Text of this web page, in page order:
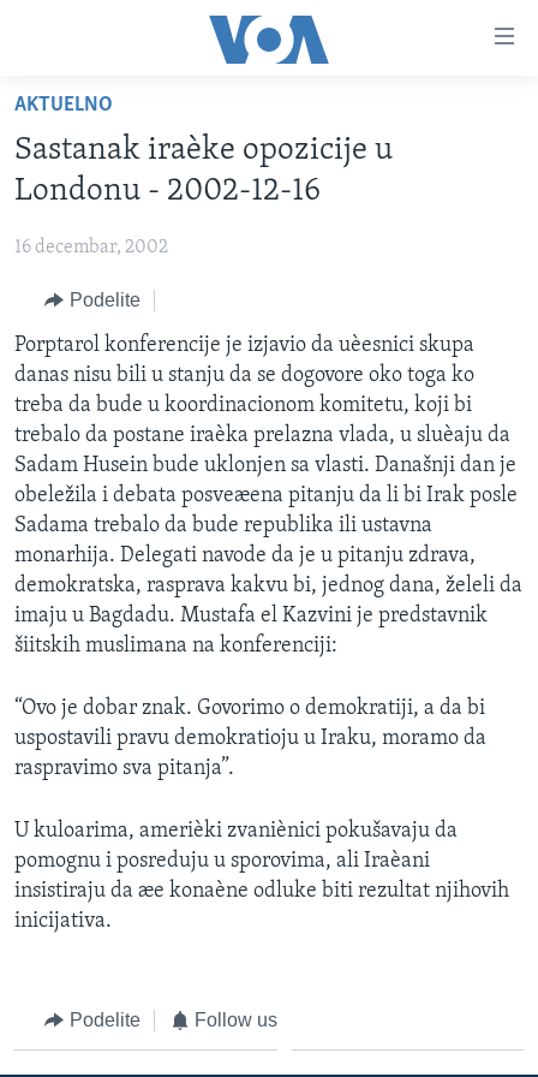
glavni
sadržaj
Idi
na
glavnu
pretragu
RUBRIKE
BALKAN
GLOBALNE TEME
EKONOMIJA
NAUKA I TEHNOLOGIJA
MEDICINA
KULTURA
DRUŠTVO
SPORT
INTERVJU
OTVORENI STUDIO
IZ AMERIKE
PRATITE NAS
Jezici
AKTUELNO
Sastanak iraèke opozicije u
Londonu - 2002-12-16
16 decembar, 2002
Podelite
Porptarol konferencije je izjavio da uèesnici skupa
danas nisu bili u stanju da se dogovore oko toga ko
treba da bude u koordinacionom komitetu, koji bi
trebalo da postane iraèka prelazna vlada, u sluèaju da
Sadam Husein bude uklonjen sa vlasti. Današnji dan je
obeležila i debata posveæena pitanju da li bi Irak posle
Sadama trebalo da bude republika ili ustavna
monarhija. Delegati navode da je u pitanju zdrava,
demokratska, rasprava kakvu bi, jednog dana, želeli da
imaju u Bagdadu. Mustafa el Kazvini je predstavnik
šiitskih muslimana na konferenciji:
“Ovo je dobar znak. Govorimo o demokratiji, a da bi
uspostavili pravu demokratioju u Iraku, moramo da
raspravimo sva pitanja”.
U kuloarima, amerièki zvaniènici pokušavaju da
pomognu i posreduju u sporovima, ali Iraèani
insistiraju da æe konaène odluke biti rezultat njihovih
inicijativa.
Podelite Follow us